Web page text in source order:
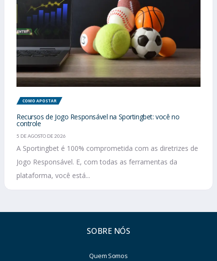
COMO APOSTAR
Recursos de Jogo Responsável na Sportingbet: você no
controle
5 DE AGOSTO DE 2026
A Sportingbet é 100% comprometida com as diretrizes de
Jogo Responsável. E, com todas as ferramentas da
plataforma, você está...
SOBRE NÓS
Quem Somos